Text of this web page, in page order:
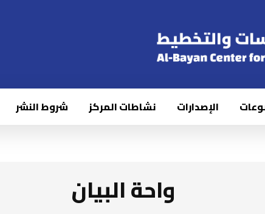
الإصدارات نشاطات المركز شروط النشر
واحة البيان